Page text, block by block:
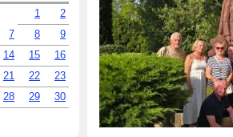
1
2
7 8
9
14 15
16
21 22
23
28 29
30